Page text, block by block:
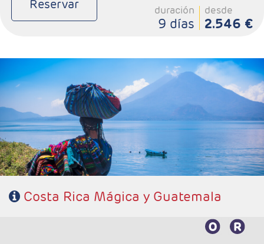
Reservar duración
9 días
desde
2.546 €
- Salidas: Maartes y Viernes
- Ruta: 1 noche San José, 2 noches Tortuguero, 2 noches
Arenal , 2 noches Monteverde y 4 noches Guatemala
- Categoría hotelera: Standard, Primera o Semilujo
- Régimen: 11 desayunos, 3 almuerzos y 2 cenas.
Costa Rica Mágica y Guatemala